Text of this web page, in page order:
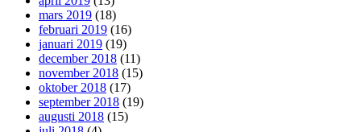
mars 2019 (18)
februari 2019 (16)
januari 2019 (19)
december 2018 (11)
november 2018 (15)
oktober 2018 (17)
september 2018 (19)
augusti 2018 (15)